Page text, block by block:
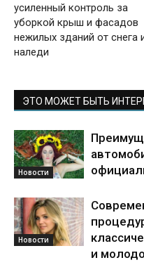
усиленный контроль за
уборкой крыш и фасадов
нежилых зданий от снега
наледи
ЭТО МОЖЕТ БЫТЬ
Новости
Новости
и